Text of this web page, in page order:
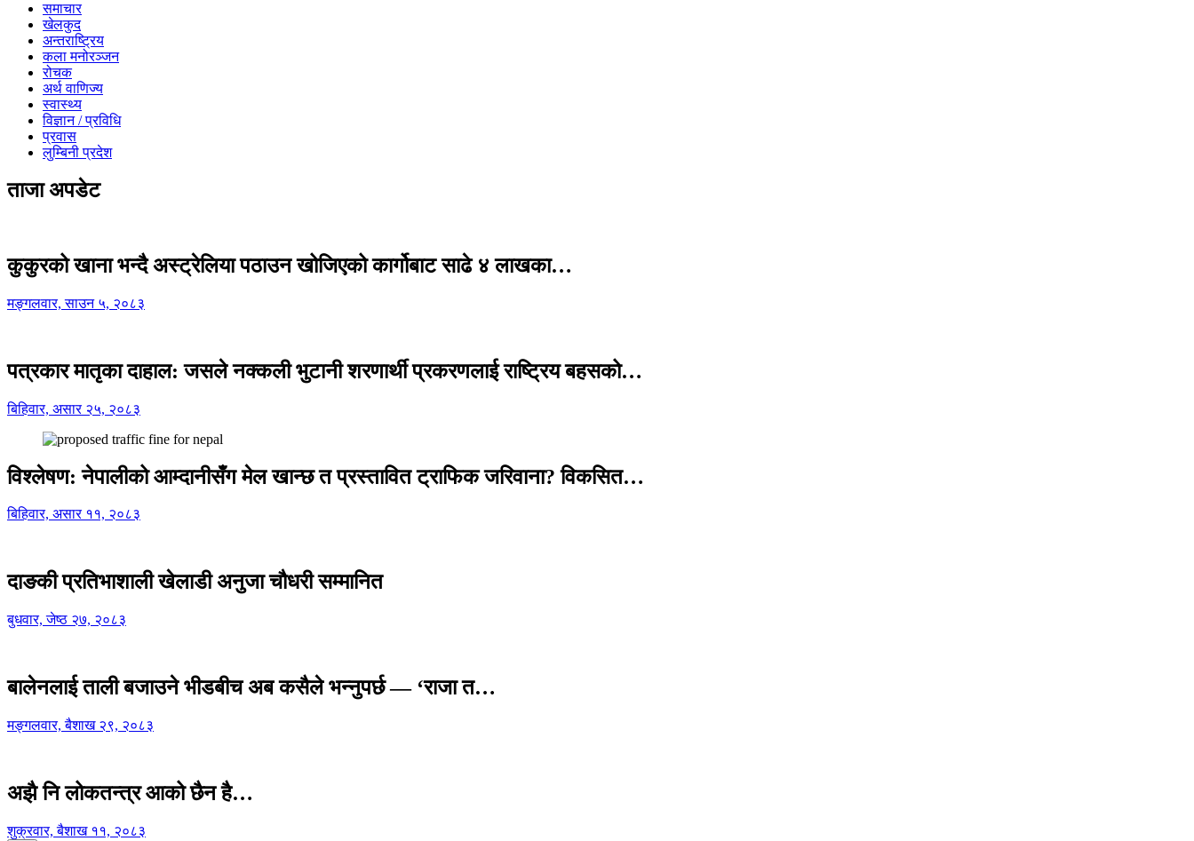
समाचार
खेलकुद
अन्तराष्ट्रिय
कला मनोरञ्जन
रोचक
अर्थ वाणिज्य
स्वास्थ्य
विज्ञान / प्रविधि
प्रवास
लुम्बिनी प्रदेश
ताजा अपडेट
कुकुरको खाना भन्दै अस्ट्रेलिया पठाउन खोजिएको कार्गोबाट साढे ४ लाखका…
मङ्गलवार, साउन ५, २०८३
पत्रकार मातृका दाहाल: जसले नक्कली भुटानी शरणार्थी प्रकरणलाई राष्ट्रिय बहसको…
बिहिवार, असार २५, २०८३
विश्लेषण: नेपालीको आम्दानीसँग मेल खान्छ त प्रस्तावित ट्राफिक जरिवाना? विकसित…
बिहिवार, असार ११, २०८३
दाङकी प्रतिभाशाली खेलाडी अनुजा चौधरी सम्मानित
बुधवार, जेष्ठ २७, २०८३
बालेनलाई ताली बजाउने भीडबीच अब कसैले भन्नुपर्छ — ‘राजा त…
मङ्गलवार, बैशाख २९, २०८३
अझै नि लोकतन्त्र आको छैन है…
शुक्रवार, बैशाख ११, २०८३